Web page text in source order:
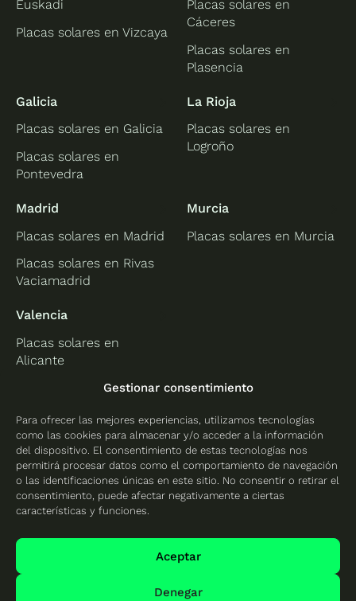
Gestionar consentimiento
Para ofrecer las mejores experiencias, utilizamos tecnologías
como las cookies para almacenar y/o acceder a la información
del dispositivo. El consentimiento de estas tecnologías nos
permitirá procesar datos como el comportamiento de navegación
o las identificaciones únicas en este sitio. No consentir o retirar el
consentimiento, puede afectar negativamente a ciertas
características y funciones.
Aceptar
Denegar
Euskadi
Placas solares en Vizcaya
Placas solares en
Cáceres
Placas solares en
Plasencia
Galicia
Placas solares en Galicia
Placas solares en
Pontevedra
La Rioja
Placas solares en
Logroño
Madrid
Placas solares en Madrid
Placas solares en Rivas
Vaciamadrid
Murcia
Placas solares en Murcia
Valencia
Placas solares en
Alicante
Placas solares en
Placas solares en
Valencia
Mapa del sitio